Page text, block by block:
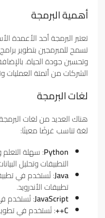
أهمية البرمجة
تعتبر البرمجة أحد الأعمدة
تسمح للمبرمجين بتطوير
وتحسين جودة الحياة.
الشركات من أتمتة العمليات
لغات البرمجة
هناك العديد من لغات
لغة تناسب غرضًا معينًا:
Python: سهلة
التطبيقات وتحليل
Java: تُستخدم في
تطبيقات الأندرويد.
JavaScript: تُستخدم
C++
: تُستخدم في تطوير